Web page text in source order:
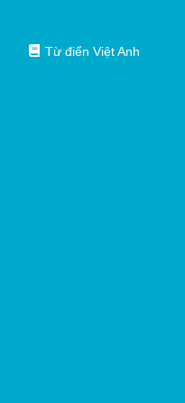
Từ điển Việt Anh